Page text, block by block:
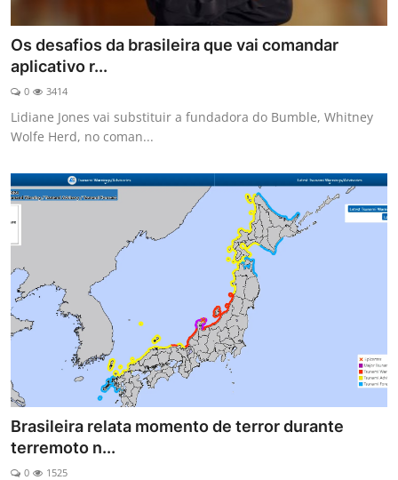
Os desafios da brasileira que vai comandar
aplicativo r...
0 3414
Lidiane Jones vai substituir a fundadora do Bumble, Whitney
Wolfe Herd, no coman...
Brasileira relata momento de terror durante
terremoto n...
0 1525